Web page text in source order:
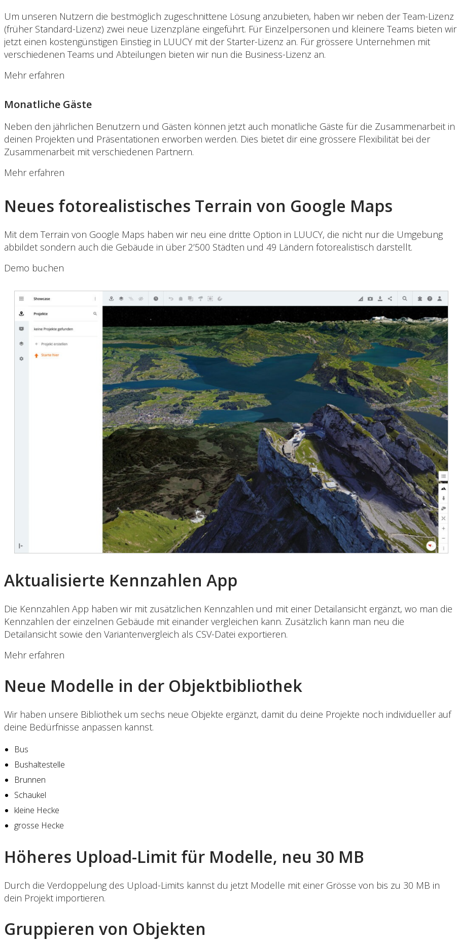
Um unseren Nutzern die bestmöglich zugeschnittene Lösung anzubieten, haben wir neben der Team-Lizenz
(früher Standard-Lizenz) zwei neue Lizenzpläne eingeführt. Für Einzelpersonen und kleinere Teams bieten wir
jetzt einen kostengünstigen Einstieg in LUUCY mit der Starter-Lizenz an. Für grössere Unternehmen mit
verschiedenen Teams und Abteilungen bieten wir nun die Business-Lizenz an.
Mehr erfahren
Monatliche Gäste
Neben den jährlichen Benutzern und Gästen können jetzt auch monatliche Gäste für die Zusammenarbeit in
deinen Projekten und Präsentationen erworben werden. Dies bietet dir eine grössere Flexibilität bei der
Zusammenarbeit mit verschiedenen Partnern.
Mehr erfahren
Neues fotorealistisches Terrain von Google Maps
Mit dem Terrain von Google Maps haben wir neu eine dritte Option in LUUCY, die nicht nur die Umgebung
abbildet sondern auch die Gebäude in über 2’500 Städten und 49 Ländern fotorealistisch darstellt.
Demo buchen
Aktualisierte Kennzahlen App
Die Kennzahlen App haben wir mit zusätzlichen Kennzahlen und mit einer Detailansicht ergänzt, wo man die
Kennzahlen der einzelnen Gebäude mit einander vergleichen kann. Zusätzlich kann man neu die
Detailansicht sowie den Variantenvergleich als CSV-Datei exportieren.
Mehr erfahren
Neue Modelle in der Objektbibliothek
Wir haben unsere Bibliothek um sechs neue Objekte ergänzt, damit du deine Projekte noch individueller auf
deine Bedürfnisse anpassen kannst.
Bus
Bushaltestelle
Brunnen
Schaukel
kleine Hecke
grosse Hecke
Höheres Upload-Limit für Modelle, neu 30 MB
Durch die Verdoppelung des Upload-Limits kannst du jetzt Modelle mit einer Grösse von bis zu 30 MB in
dein Projekt importieren.
Gruppieren von Objekten